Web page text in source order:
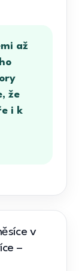
až
že
i k
v
–